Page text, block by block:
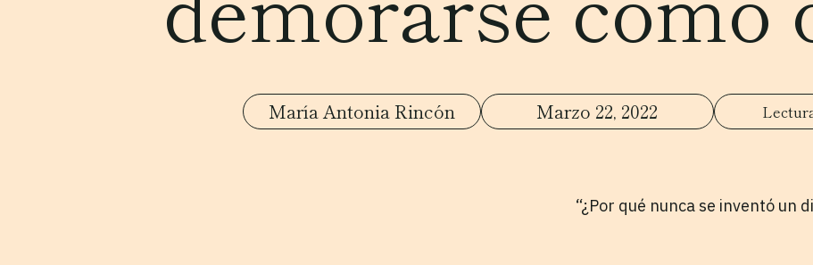
María Antonia Rincón Marzo 22, 2022
“¿Por qué nunca se inventó un